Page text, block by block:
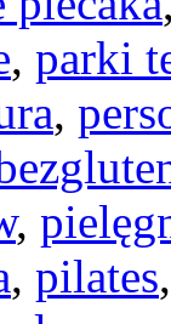
, parki
,
,
, pilates,